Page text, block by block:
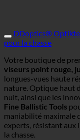
DDoptics®
pour la chasse
Votre boutique de
viseurs point rouge,
longues-vues haute
nature. Optique haut
nuit, ainsi que les
Fine Ballistic Tools
maniabilité maximale
experts, résistant aux
la chasse.